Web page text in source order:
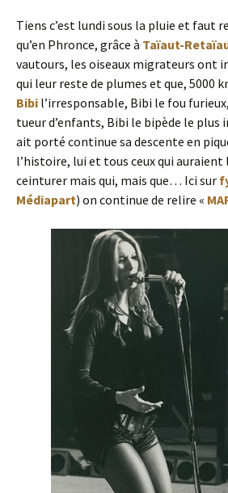
Tiens c’est lundi sous la pluie et faut
qu’en Phronce, grâce à Taïaut-
vautours, les oiseaux migrateurs ont
qui leur reste de plumes et que, 5000
Bibi l’irresponsable, Bibi le fou
tueur d’enfants, Bibi le bipède le plus
ait porté continue sa descente en
l’histoire, lui et tous ceux qui auraient
ceinturer mais qui, mais que… Ici sur
Médiapart) on continue de relire «